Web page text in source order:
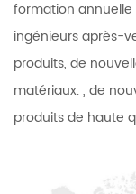
formation
ingénieurs après-
produits, de
matériaux. , de
produits de haute